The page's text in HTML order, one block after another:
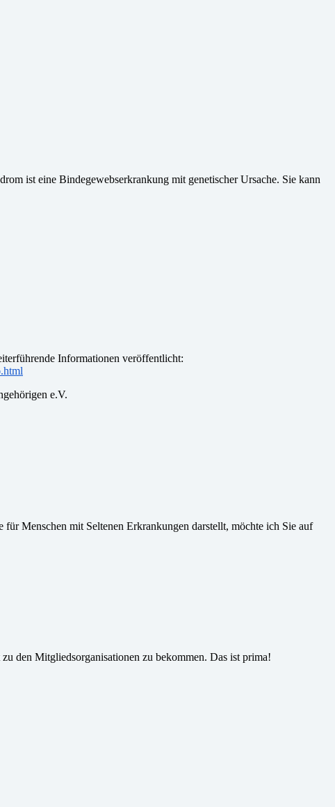
ist eine Bindegewebserkrankung mit genetischer Ursache. Sie kann
Informationen veröffentlicht:
e.V.
Menschen mit Seltenen Erkrankungen darstellt, möchte ich Sie auf
den Mitgliedsorganisationen zu bekommen. Das ist prima!